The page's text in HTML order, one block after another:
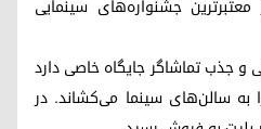
جشنواره‌های سینمایی
و جذب تماشاگر جایگاه خاصی دارد
به سالن‌های سینما می‌کشاند. در